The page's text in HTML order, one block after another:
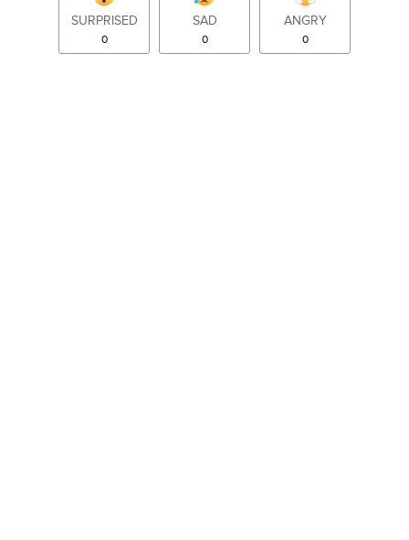
SURPRISED
0
SAD
0
ANGRY
0